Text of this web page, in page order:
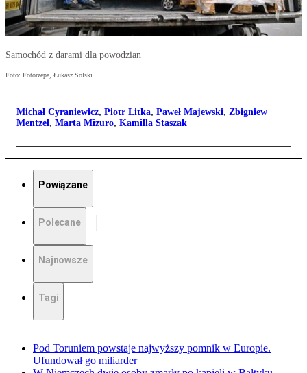
Samochód z darami dla powodzian
Foto: Fotorzepa, Łukasz Solski
Michał Cyraniewicz, Piotr Litka, Paweł Majewski, Zbigniew
Mentzel, Marta Mizuro, Kamilla Staszak
Powiązane
Polecane
Najnowsze
Tagi
Pod Toruniem powstaje najwyższy pomnik w Europie.
Ufundował go miliarder